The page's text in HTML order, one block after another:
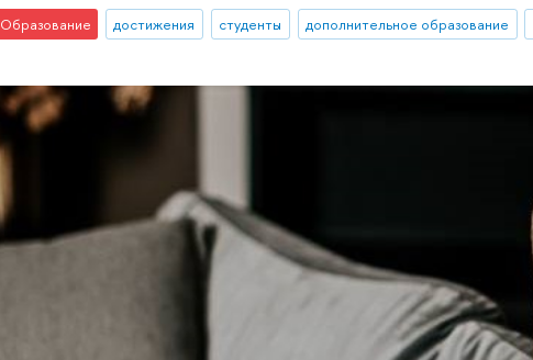
Образование достижения студенты дополнительное образование